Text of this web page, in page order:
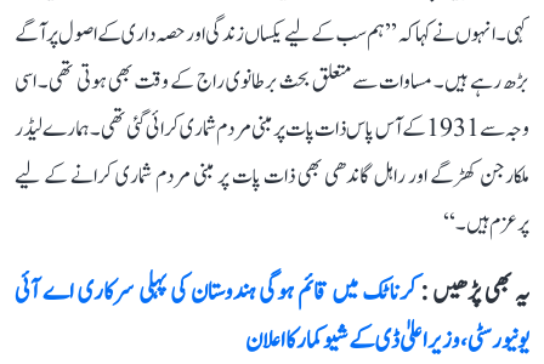
کہی۔ انہوں نے کہا کہ ’’ہم سب کے لیے یکساں زندگی اور حصہ داری کے اصول پر آگے
بڑھ رہے ہیں۔ مساوات سے متعلق بحث برطانوی راج کے وقت بھی ہوتی تھی۔ اسی
وجہ سے 1931 کے آس پاس ذات پات پر مبنی مردم شماری کرائی گئی تھی۔ ہمارے لیڈر
ملکارجن کھڑگے اور راہل گاندھی بھی ذات پات پر مبنی مردم شماری کرانے کے لیے
پرعزم ہیں۔‘‘
یہ بھی پڑھیں :کرناٹک میں قائم ہوگی ہندوستان کی پہلی سرکاری اے آئی
یونیورسٹی، وزیر اعلیٰ ڈی کے شیوکمار کا اعلان